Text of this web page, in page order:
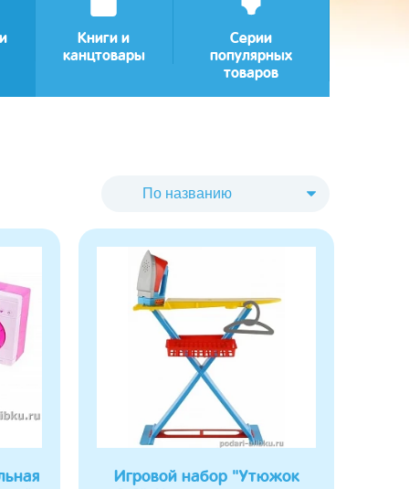
Книги и
канцтовары
Серии
популярных
товаров
Игровой набор "Утюжок